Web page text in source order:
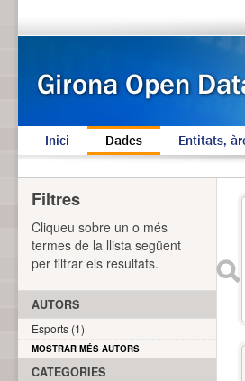
Inici Dades Entitats,
Filtres
Cliqueu sobre un o més
termes de la llista següent
per filtrar els resultats.
AUTORS
Esports (1)
MOSTRAR MÉS AUTORS
CATEGORIES